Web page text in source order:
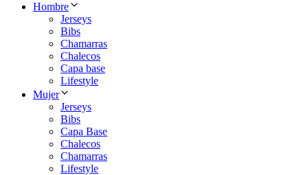
Hombre
Jerseys
Bibs
Chamarras
Chalecos
Capa base
Lifestyle
Mujer
Jerseys
Bibs
Capa Base
Chalecos
Chamarras
Lifestyle